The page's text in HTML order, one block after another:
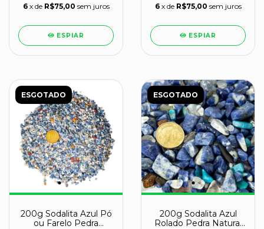
6 x de R$75,00 sem juros
ESPIAR
6 x de R$75,00 sem juros
ESPIAR
ESGOTADO
200g Sodalita Azul Pó
ou Farelo Pedra
ESGOTADO
200g Sodalita Azul
Rolado Pedra Natural